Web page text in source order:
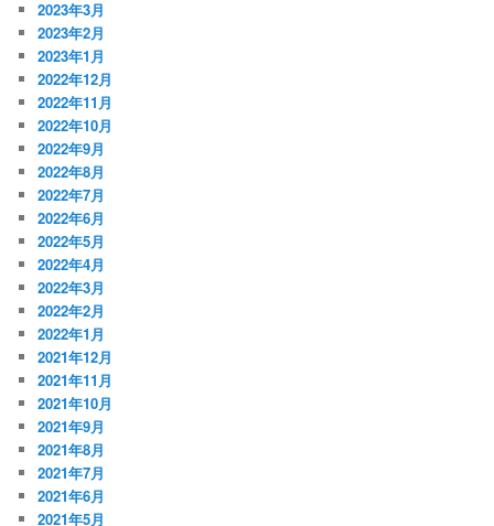
2023年3月
2023年2月
2023年1月
2022年12月
2022年11月
2022年10月
2022年9月
2022年8月
2022年7月
2022年6月
2022年5月
2022年4月
2022年3月
2022年2月
2022年1月
2021年12月
2021年11月
2021年10月
2021年9月
2021年8月
2021年7月
2021年6月
2021年5月